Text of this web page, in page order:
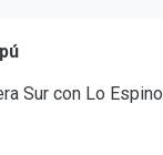
Sur con Lo